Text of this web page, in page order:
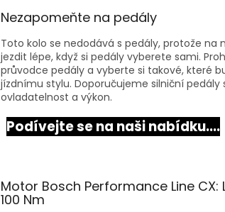
Nezapomeňte na pedály
Toto kolo se nedodává s pedály, protože na
jezdit lépe, když si pedály vyberete sami.
průvodce pedály a vyberte si takové, které
jízdnímu stylu. Doporučujeme silniční pedály
ovladatelnost a výkon.
Podívejte se na naši nabídku....
Motor Bosch Performance Line CX:
100 Nm